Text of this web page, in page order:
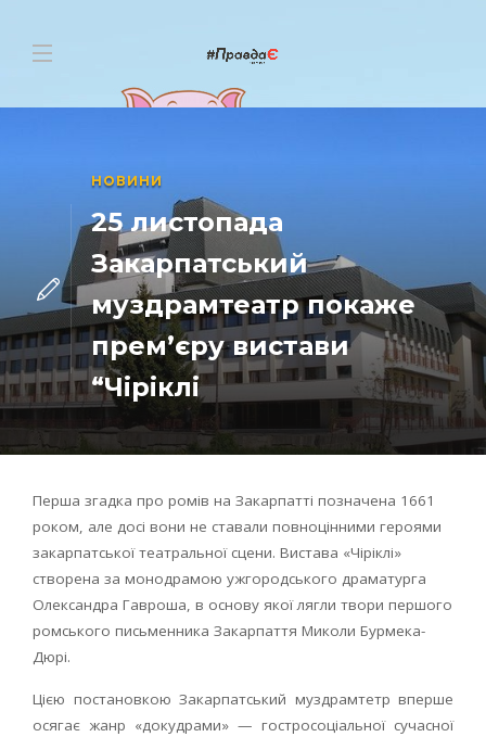
НОВИНИ
25 листопада
Закарпатський
муздрамтеатр покаже
прем’єру вистави
“Чіріклі
Перша згадка про ромів на Закарпатті позначена 1661
роком, але досі вони не ставали повноцінними героями
закарпатської театральної сцени. Вистава «Чіріклі»
створена за монодрамою ужгородського драматурга
Олександра Гавроша, в основу якої лягли твори першого
ромського письменника Закарпаття Миколи Бурмека-
Дюрі.
Цією постановкою Закарпатський муздрамтетр вперше
осягає жанр «докудрами» — гостросоціальної сучасної